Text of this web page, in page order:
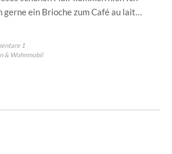
gerne ein Brioche zum Café au lait…
1
& Wohnmobil